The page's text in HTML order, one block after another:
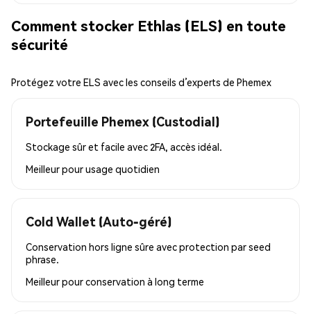
Comment stocker Ethlas (ELS) en toute
sécurité
Protégez votre ELS avec les conseils d’experts de Phemex
Portefeuille Phemex (Custodial)
Stockage sûr et facile avec 2FA, accès idéal.
Meilleur pourusage quotidien
Cold Wallet (Auto-géré)
Conservation hors ligne sûre avec protection par seed
phrase.
Meilleur pourconservation à long terme